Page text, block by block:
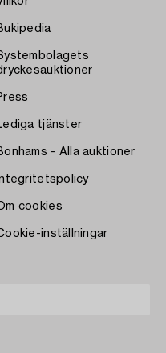
tjänster
- Alla auktioner
cookies
inställningar